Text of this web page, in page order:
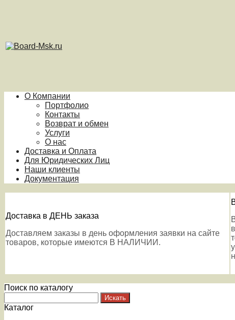
О Компании
Портфолио
Контакты
Возврат и обмен
Услуги
О нас
Доставка и Оплата
Для Юридических Лиц
Наши клиенты
Документация
Доставка в ДЕНЬ заказа
Доставляем заказы в день оформления заявки на сайте
товаров, которые имеются В НАЛИЧИИ.
Поиск по каталогу
Каталог